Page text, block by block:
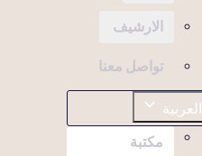
الارشيف
تواصل معنا
العربية
مكتبة